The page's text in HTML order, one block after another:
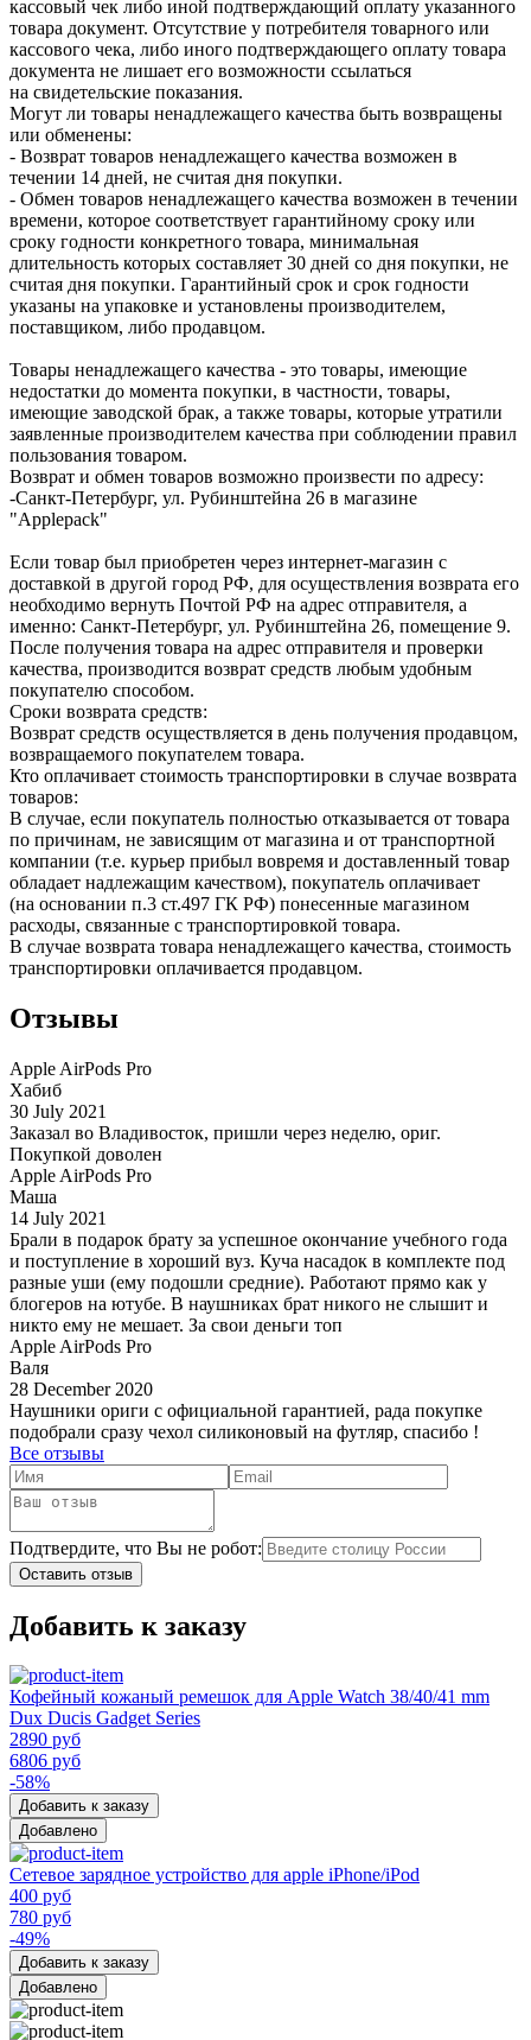
кассовый чек либо иной подтверждающий оплату указанного
товара документ. Отсутствие у потребителя товарного или
кассового чека, либо иного подтверждающего оплату товара
документа не лишает его возможности ссылаться
на свидетельские показания.
Могут ли товары ненадлежащего качества быть возвращены
или обменены:
- Возврат товаров ненадлежащего качества возможен в
течении 14 дней, не считая дня покупки.
- Обмен товаров ненадлежащего качества возможен в течении
времени, которое соответствует гарантийному сроку или
сроку годности конкретного товара, минимальная
длительность которых составляет 30 дней со дня покупки, не
считая дня покупки. Гарантийный срок и срок годности
указаны на упаковке и установлены производителем,
поставщиком, либо продавцом.
Товары ненадлежащего качества - это товары, имеющие
недостатки до момента покупки, в частности, товары,
имеющие заводской брак, а также товары, которые утратили
заявленные производителем качества при соблюдении правил
пользования товаром.
Возврат и обмен товаров возможно произвести по адресу:
-Санкт-Петербург, ул. Рубинштейна 26 в магазине
"Applepack"
Если товар был приобретен через интернет-магазин с
доставкой в другой город РФ, для осуществления возврата его
необходимо вернуть Почтой РФ на адрес отправителя, а
именно: Санкт-Петербург, ул. Рубинштейна 26, помещение 9.
После получения товара на адрес отправителя и проверки
качества, производится возврат средств любым удобным
покупателю способом.
Сроки возврата средств:
Возврат средств осуществляется в день получения продавцом,
возвращаемого покупателем товара.
Кто оплачивает стоимость транспортировки в случае возврата
товаров:
В случае, если покупатель полностью отказывается от товара
по причинам, не зависящим от магазина и от транспортной
компании (т.е. курьер прибыл вовремя и доставленный товар
обладает надлежащим качеством), покупатель оплачивает
(на основании п.3 ст.497 ГК РФ) понесенные магазином
расходы, связанные с транспортировкой товара.
В случае возврата товара ненадлежащего качества, стоимость
транспортировки оплачивается продавцом.
Отзывы
Apple AirPods Pro
Хабиб
30 July 2021
Заказал во Владивосток, пришли через неделю, ориг.
Покупкой доволен
Apple AirPods Pro
Маша
14 July 2021
Брали в подарок брату за успешное окончание учебного года
и поступление в хороший вуз. Куча насадок в комплекте под
разные уши (ему подошли средние). Работают прямо как у
блогеров на ютубе. В наушниках брат никого не слышит и
никто ему не мешает. За свои деньги топ
Apple AirPods Pro
Валя
28 December 2020
Наушники ориги с официальной гарантией, рада покупке
подобрали сразу чехол силиконовый на футляр, спасибо !
Все отзывы
Подтвердите, что Вы не робот:
Оставить отзыв
Добавить к заказу
Кофейный кожаный ремешок для Apple Watch 38/40/41 mm
Dux Ducis Gadget Series
2890 руб
6806 руб
-58%
Добавить к заказу
Добавлено
Сетевое зарядное устройство для apple iPhone/iPod
400 руб
780 руб
-49%
Добавить к заказу
Добавлено